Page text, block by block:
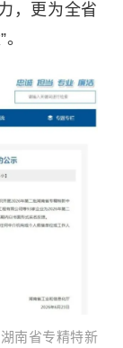
，更为全省
南省专精特新